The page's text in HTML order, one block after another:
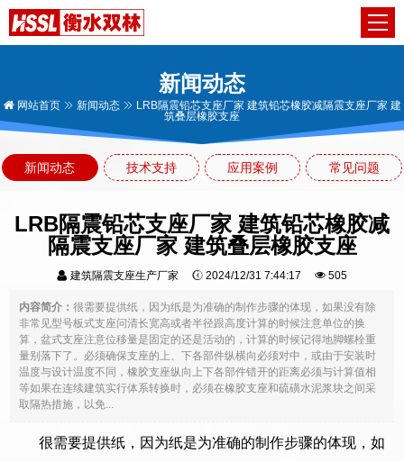
新闻动态
网站首页 新闻动态
LRB隔震铅芯支座厂家 建筑铅芯橡胶减隔震支座厂家 建
筑叠层橡胶支座
新闻动态 技术支持 应用案例 常见问题
LRB隔震铅芯支座厂家 建筑铅芯橡胶减
隔震支座厂家 建筑叠层橡胶支座
建筑隔震支座生产厂家 2024/12/31 7:44:17 505
内容简介：很需要提供纸，因为纸是为准确的制作步骤的体现，如果没有除
非常见型号板式支座问清长宽高或者半径跟高度计算的时候注意单位的换
算，盆式支座注意位移量是固定的还是活动的，计算的时候记得地脚螺栓重
量别落下了。必须确保支座的上、下各部件纵横向必须对中，或由于安装时
温度与设计温度不同，橡胶支座纵向上下各部件错开的距离必须与计算值相
等如果在连续建筑实行体系转换时，必须在橡胶支座和硫磺水泥浆块之间采
取隔热措施，以免...
很需要提供纸，因为纸是为准确的制作步骤的体现，如